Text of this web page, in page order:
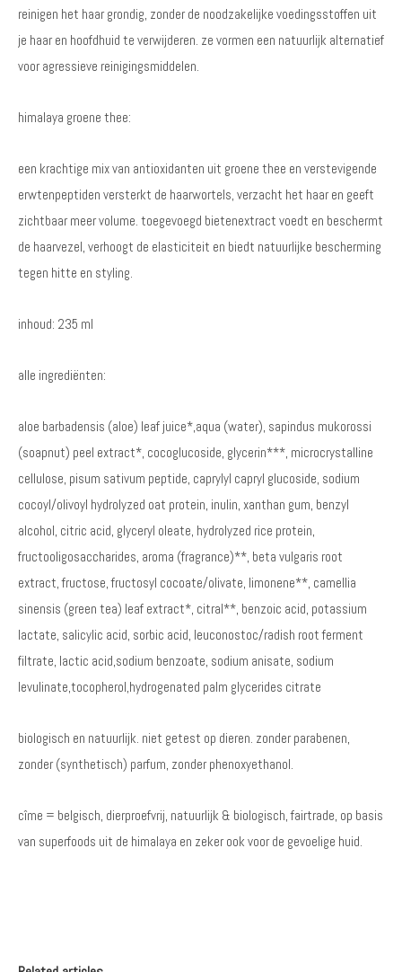
reinigen het haar grondig, zonder de noodzakelijke voedingsstoffen uit
je haar en hoofdhuid te verwijderen. ze vormen een natuurlijk alternatief
voor agressieve reinigingsmiddelen.
himalaya groene thee:
een krachtige mix van antioxidanten uit groene thee en verstevigende
erwtenpeptiden versterkt de haarwortels, verzacht het haar en geeft
zichtbaar meer volume. toegevoegd bietenextract voedt en beschermt
de haarvezel, verhoogt de elasticiteit en biedt natuurlijke bescherming
tegen hitte en styling.
inhoud: 235 ml
alle ingrediënten:
aloe barbadensis (aloe) leaf juice*,aqua (water), sapindus mukorossi
(soapnut) peel extract*, cocoglucoside, glycerin***, microcrystalline
cellulose, pisum sativum peptide, caprylyl capryl glucoside, sodium
cocoyl/olivoyl hydrolyzed oat protein, inulin, xanthan gum, benzyl
alcohol, citric acid, glyceryl oleate, hydrolyzed rice protein,
fructooligosaccharides, aroma (fragrance)**, beta vulgaris root
extract, fructose, fructosyl cocoate/olivate, limonene**, camellia
sinensis (green tea) leaf extract*, citral**, benzoic acid, potassium
lactate, salicylic acid, sorbic acid, leuconostoc/radish root ferment
filtrate, lactic acid,sodium benzoate, sodium anisate, sodium
levulinate,tocopherol,hydrogenated palm glycerides citrate
biologisch en natuurlijk. niet getest op dieren. zonder parabenen,
zonder (synthetisch) parfum, zonder phenoxyethanol.
cîme = belgisch, dierproefvrij, natuurlijk & biologisch, fairtrade, op basis
van superfoods uit de himalaya en zeker ook voor de gevoelige huid.